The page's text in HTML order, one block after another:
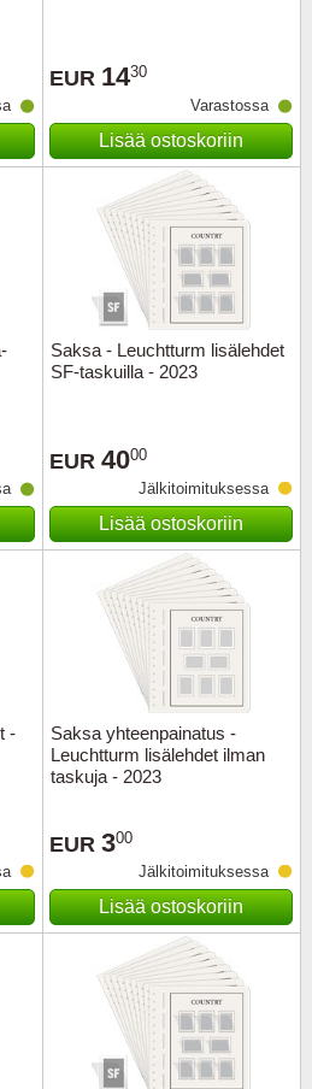
EUR 1430
Varastossa
Lisää ostoskoriin
Saksa - Leuchtturm lisälehdet
SF-taskuilla - 2023
EUR 4000
Jälkitoimituksessa
Lisää ostoskoriin
-
Saksa yhteenpainatus -
Leuchtturm lisälehdet ilman
taskuja - 2023
EUR 300
Jälkitoimituksessa
Lisää ostoskoriin
Sveitsi
Unkari